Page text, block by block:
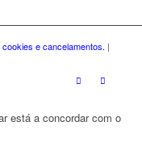
e cancelamentos. |
está a concordar com o